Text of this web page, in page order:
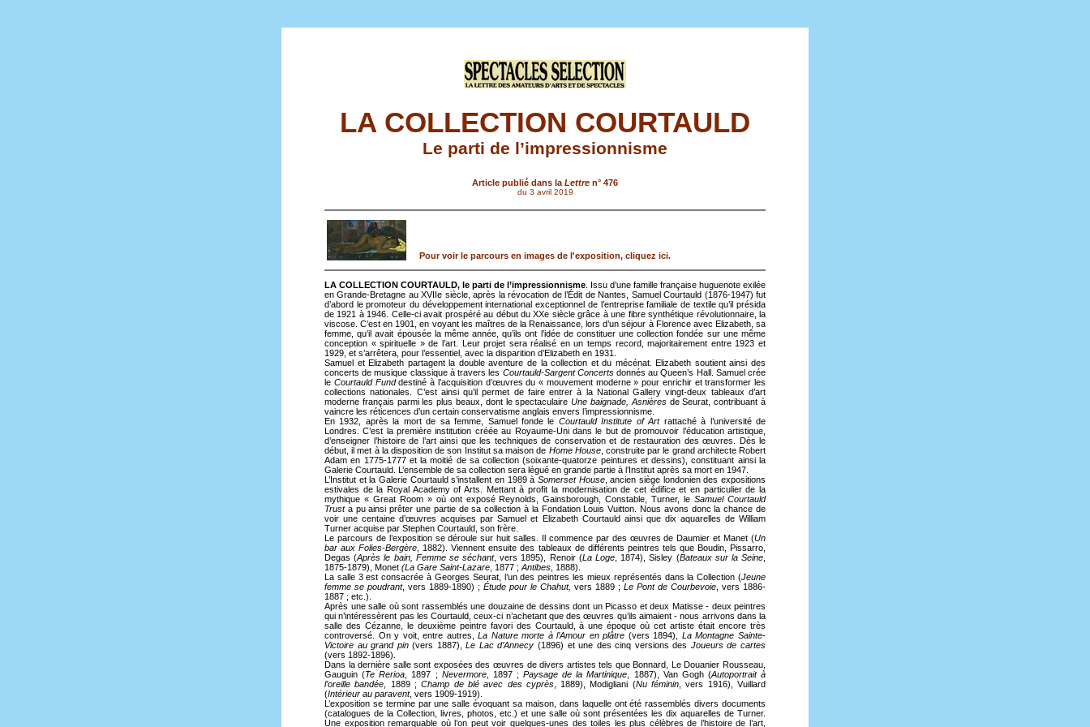
LA COLLECTION COURTAULD
Le parti de l’impressionnisme
Article publié dans laLettre n° 476
du 3 avril 2019
Pour voir le parcours en images de l'exposition, cliquez ici.
LA COLLECTION COURTAULD, le parti de l’impressionnisme. Issu d’une famille française huguenote exilée
en Grande-Bretagne au XVIIe siècle, après la révocation de l’Édit de Nantes, Samuel Courtauld (1876-1947) fut
d’abord le promoteur du développement international exceptionnel de l’entreprise familiale de textile qu’il présida
de 1921 à 1946. Celle-ci avait prospéré au début du XXe siècle grâce à une fibre synthétique révolutionnaire, la
viscose. C’est en 1901, en voyant les maîtres de la Renaissance, lors d’un séjour à Florence avec Elizabeth, sa
femme, qu’il avait épousée la même année, qu’ils ont l’idée de constituer une collection fondée sur une même
conception « spirituelle » de l’art. Leur projet sera réalisé en un temps record, majoritairement entre 1923 et
1929, et s’arrêtera, pour l’essentiel, avec la disparition d’Elizabeth en 1931.
Samuel et Elizabeth partagent la double aventure de la collection et du mécénat. Elizabeth soutient ainsi des
concerts de musique classique à travers les Courtauld-Sargent Concertsdonnés au Queen’s Hall. Samuel crée
le Courtauld Funddestiné à l’acquisition d’œuvres du « mouvement moderne » pour enrichir et transformer les
collections nationales. C’est ainsi qu’il permet de faire entrer à la National Gallery vingt-deux tableaux d’art
moderne français parmi les plus beaux, dont le spectaculaireUne baignade, Asnièresde Seurat, contribuant à
vaincre les réticences d’un certain conservatisme anglais envers l’impressionnisme.
En 1932, après la mort de sa femme, Samuel fonde le Courtauld Institute of Art rattaché à l’université de
Londres. C’est la première institution créée au Royaume-Uni dans le but de promouvoir l’éducation artistique,
d’enseigner l’histoire de l’art ainsi que les techniques de conservation et de restauration des œuvres. Dès le
début, il met à la disposition de son Institut sa maison de Home House, construite par le grand architecte Robert
Adam en 1775-1777 et la moitié de sa collection (soixante-quatorze peintures et dessins), constituant ainsi la
Galerie Courtauld. L’ensemble de sa collection sera légué en grande partie à l’Institut après sa mort en 1947.
L’Institut et la Galerie Courtauld s’installent en 1989 à Somerset House, ancien siège londonien des expositions
estivales de la Royal Academy of Arts. Mettant à profit la modernisation de cet édifice et en particulier de la
mythique « Great Room » où ont exposé Reynolds, Gainsborough, Constable, Turner, leSamuel Courtauld
Trust a pu ainsi prêter une partie de sa collection à la Fondation Louis Vuitton. Nous avons donc la chance de
voir une centaine d’œuvres acquises par Samuel et Elizabeth Courtauld ainsi que dix aquarelles de William
Turner acquise par Stephen Courtauld, son frère.
Le parcours de l’exposition se déroule sur huit salles. Il commence par des œuvres de Daumier et Manet (Un
bar aux Folies-Bergère, 1882). Viennent ensuite des tableaux de différents peintres tels que Boudin, Pissarro,
Degas (Après le bain, Femme se séchant, vers 1895), Renoir (La Loge, 1874), Sisley (Bateaux sur la Seine,
1875-1879), Monet (La Gare Saint-Lazare, 1877 ;Antibes, 1888).
La salle 3 est consacrée à Georges Seurat, l’un des peintres les mieux représentés dans la Collection (Jeune
femme se poudrant, vers 1889-1890) ; Étude pour le Chahut, vers 1889 ; Le Pont de Courbevoie, vers 1886-
1887 ; etc.).
Après une salle où sont rassemblés une douzaine de dessins dont un Picasso et deux Matisse - deux peintres
qui n’intéressèrent pas les Courtauld, ceux-ci n’achetant que des œuvres qu’ils aimaient - nous arrivons dans la
salle des Cézanne, le deuxième peintre favori des Courtauld, à une époque où cet artiste était encore très
controversé. On y voit, entre autres,La Nature morte à l’Amour en plâtre (vers 1894), La Montagne Sainte-
Victoire au grand pin(vers 1887),Le Lac d’Annecy (1896) et une des cinq versions des Joueurs de cartes
(vers 1892-1896).
Dans la dernière salle sont exposées des œuvres de divers artistes tels que Bonnard, Le Douanier Rousseau,
Gauguin (Te Rerioa, 1897 ; Nevermore, 1897 ; Paysage de la Martinique, 1887), Van Gogh (Autoportrait à
l’oreille bandée, 1889 ;Champ de blé avec des cyprès, 1889), Modigliani (Nu féminin, vers 1916), Vuillard
(Intérieur au paravent, vers 1909-1919).
L’exposition se termine par une salle évoquant sa maison, dans laquelle ont été rassemblés divers documents
(catalogues de la Collection, livres, photos, etc.) et une salle où sont présentées les dix aquarelles de Turner.
Une exposition remarquable où l’on peut voir quelques-unes des toiles les plus célèbres de l’histoire de l’art,